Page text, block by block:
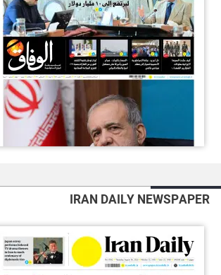
IRAN DAILY NEWSPAPER